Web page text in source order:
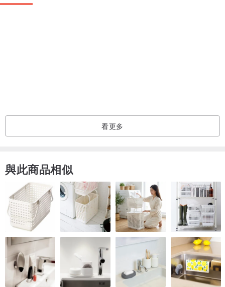
/ 重量g / 10
/ 設計師及品牌簡介 /
Dailylike 成立於2010年,是一個以DIY材料為主的韓國設計品牌。
Dailylike 來自於韓國布料製造最發達的城市-大邱。
結合目前歐美流行的剪貼DIY趨勢,專門為喜愛DIY手作迷量身訂作而
成。
Dailylike團隊相信用心可以感動每個人,我們的產品從圖案創作到成品,
都經過層層把關,透過認真的態度,創作出幸福的作品,讓每個人可以輕
鬆愉快的享受美麗的設計小物。
Dailylike希望大家都可以透過我們的設計,享受美日好生活,喜愛每一天,
看更多
與此商品相似